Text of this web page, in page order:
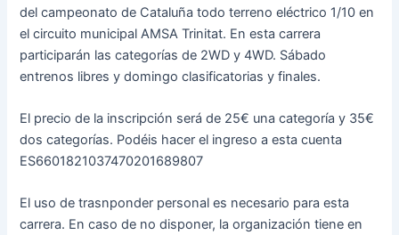
del campeonato de Cataluña todo terreno eléctrico 1/10 en
el circuito municipal AMSA Trinitat. En esta carrera
participarán las categorías de 2WD y 4WD. Sábado
entrenos libres y domingo clasificatorias y finales.
El precio de la inscripción será de 25€ una categoría y 35€
dos categorías. Podéis hacer el ingreso a esta cuenta
ES6601821037470201689807
El uso de trasnponder personal es necesario para esta
carrera. En caso de no disponer, la organización tiene en